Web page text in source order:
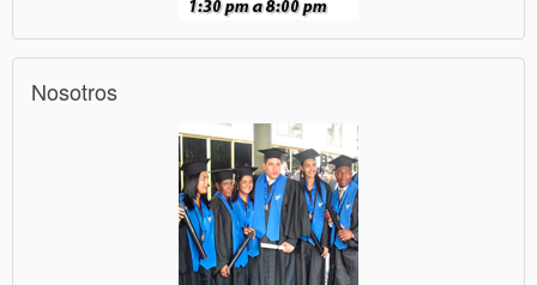
Nosotros